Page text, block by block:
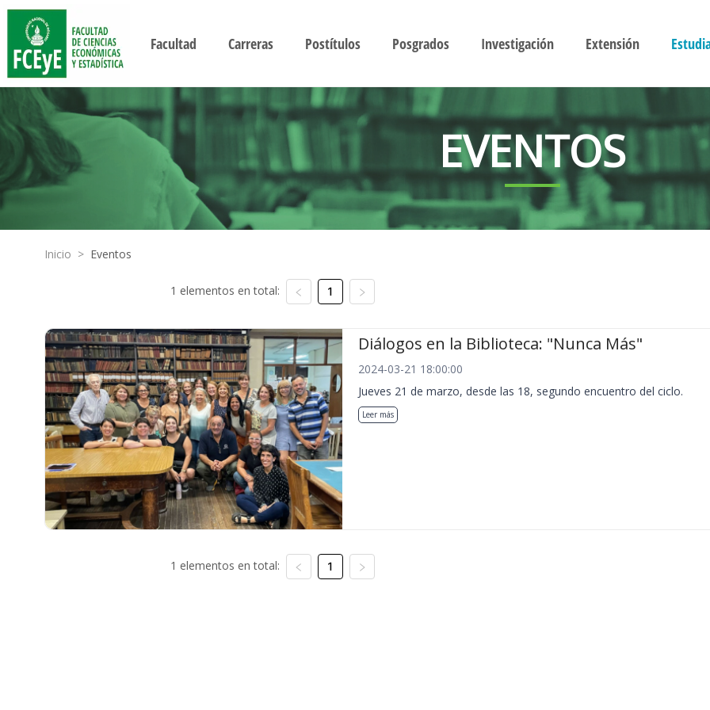
Facultad Carreras Postítulos Posgrados Investigación Extensión
EVENTOS
Inicio > Eventos
1 elementos en total: 1
Diálogos en la Biblioteca: "Nunca Más"
2024-03-21 18:00:00
Jueves 21 de marzo, desde las 18, segundo encuentro del ciclo.
Leer más
1 elementos en total: 1